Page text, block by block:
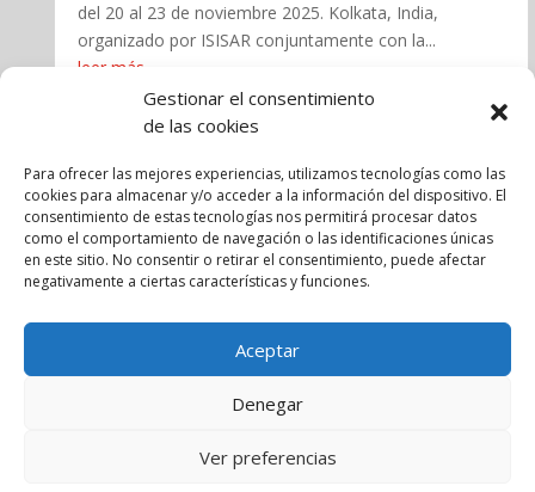
Gestionar el consentimiento
de las cookies
Para ofrecer las mejores experiencias, utilizamos tecnologías como las
cookies para almacenar y/o acceder a la información del dispositivo. El
consentimiento de estas tecnologías nos permitirá procesar datos
como el comportamiento de navegación o las identificaciones únicas
en este sitio. No consentir o retirar el consentimiento, puede afectar
negativamente a ciertas características y funciones.
Aceptar
Denegar
Ver preferencias
del 20 al 23 de noviembre 2025. Kolkata, India,
organizado por ISISAR conjuntamente con la...
leer más
Política de cookies
Política de privacidad
Términos y Condiciones
Copyright © 2025 Pedro Enríquez | Diseñado por